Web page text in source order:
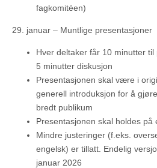
fagkomitéen)
29. januar – Muntlige presentasjoner
Hver deltaker får 10 minutter
5 minutter diskusjon
Presentasjonen skal være i
generell introduksjon for å
bredt publikum
Presentasjonen skal holdes på
Mindre justeringer (f.eks.
engelsk) er tillatt. Endelig
januar 2026